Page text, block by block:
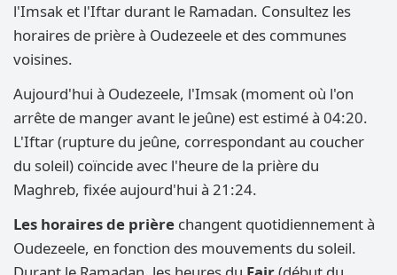
l'Imsak et l'Iftar durant le Ramadan. Consultez les
horaires de prière à Oudezeele et des communes
voisines.
Aujourd'hui à Oudezeele, l'Imsak (moment où l'on
arrête de manger avant le jeûne) est estimé à 04:20.
L'Iftar (rupture du jeûne, correspondant au coucher
du soleil) coïncide avec l'heure de la prière du
Maghreb, fixée aujourd'hui à 21:24.
Les horaires de prière changent quotidiennement à
Oudezeele, en fonction des mouvements du soleil.